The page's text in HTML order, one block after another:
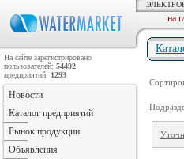
на
На сайте зарегистрировано
пользователей: 54492
предприятий: 1293
Новости
Каталог предприятий
Рынок продукции
Объявления